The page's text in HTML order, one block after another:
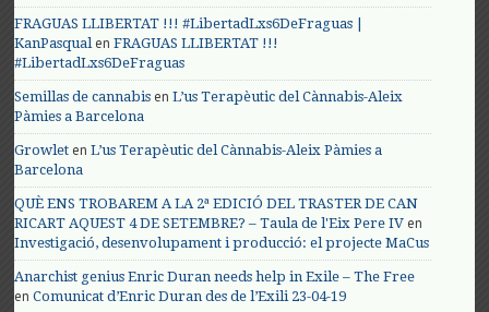
FRAGUAS LLIBERTAT !!! #LibertadLxs6DeFraguas |
KanPasqualenFRAGUAS LLIBERTAT !!!
#LibertadLxs6DeFraguas
Semillas de cannabis enL’us Terapèutic del Cànnabis-Aleix
Pàmies a Barcelona
Growlet enL’us Terapèutic del Cànnabis-Aleix Pàmies a
Barcelona
QUÈ ENS TROBAREM A LA 2ª EDICIÓ DEL TRASTER DE CAN
RICART AQUEST 4 DE SETEMBRE? – Taula de l'Eix Pere IV en
Investigació, desenvolupament i producció: el projecte MaCus
Anarchist genius Enric Duran needs help in Exile – The Free
enComunicat d’Enric Duran des de l’Exili 23-04-19